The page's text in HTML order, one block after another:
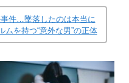
件…墜落したのは本当に
を持つ“意外な男”の正体